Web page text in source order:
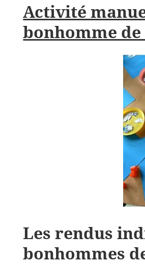
Activité
bonhomme
Les rendus
bonhommes